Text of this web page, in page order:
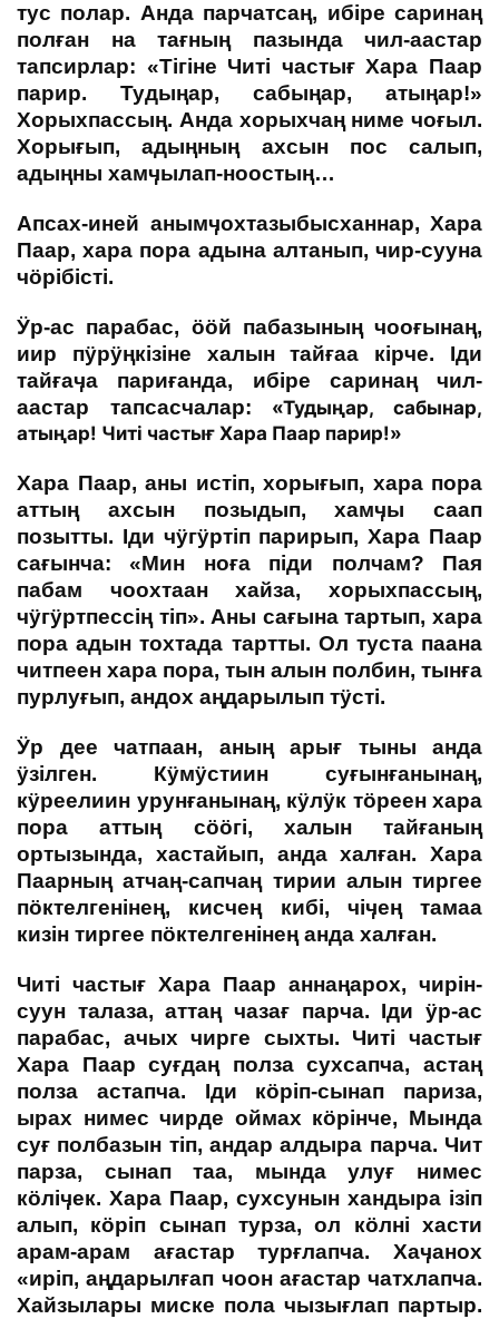
тус полар. Анда парчатсаң, ибіре саринаң
полған на тағның пазында чил-аастар
тапсирлар: «Тігіне Читі частығ Хара Паар
парир. Тудыңар, сабыңар, атыңар!»
Хорыхпассың. Анда хорыхчаң ниме чоғыл.
Хорығып, адыңның ахсын пос салып,
адыңны хамӌылап-ноостың…
Апсах-иней анымӌохтазыбысханнар, Хара
Паар, хара пора адына алтанып, чир-сууна
чӧрібісті.
Ӱр-ас парабас, ӧӧй пабазының чооғынаң,
иир пӱрӱңкізіне халын тайғаа кірче. Іди
тайғаӌа париғанда, ибіре саринаң чил-
аастар тапсасчалар: «Тудыңар, сабынар,
атыңар! Читі частығ Хара Паар парир!»
Хара Паар, аны истіп, хорығып, хара пора
аттың ахсын позыдып, хамӌы саап
позытты. Іди чӱгӱртіп парирып, Хара Паар
сағынча: «Мин ноға піди полчам? Пая
пабам чоохтаан хайза, хорыхпассың,
чӱгӱртпессің тіп». Аны сағына тартып, хара
пора адын тохтада тартты. Ол туста паана
читпеен хара пора, тын алын полбин, тынға
пурлуғып, андох аңдарылып тӱсті.
Ӱр дее чатпаан, аның арығ тыны анда
ӱзілген. Кӱмӱстиин суғынғанынаң,
кӱреелиин урунғанынаң, кӱлӱк тӧреен хара
пора аттың сӧӧгі, халын тайғаның
ортызында, хастайып, анда халған. Хара
Паарның атчаң-сапчаң тирии алын тиргее
пӧктелгенінең, кисчең кибі, чіӌең тамаа
кизін тиргее пӧктелгенінең анда халған.
Читі частығ Хара Паар аннаңарох, чирін-
суун талаза, аттаң чазағ парча. Іди ӱр-ас
парабас, ачых чирге сыхты. Читі частығ
Хара Паар суғдаң полза сухсапча, астаң
полза астапча. Іди кӧріп-сынап париза,
ырах нимес чирде оймах кӧрінче, Мында
суғ полбазын тіп, андар алдыра парча. Чит
парза, сынап таа, мында улуғ нимес
кӧліӌек. Хара Паар, сухсунын хандыра ізіп
алып, кӧріп сынап турза, ол кӧлні хасти
арам-арам ағастар турғлапча. Хаӌанох
«иріп, аңдарылғап чоон ағастар чатхлапча.
Хайзылары миске пола чызығлап партыр.